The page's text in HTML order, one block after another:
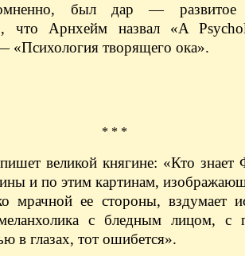
был дар — развитое
что Арнхейм назвал «A
«Психология творящего ока».
* * *
великой княгине: «Кто
и по этим картинам,
мрачной ее стороны, вздумает
с бледным лицом, с
в глазах, тот ошибется».